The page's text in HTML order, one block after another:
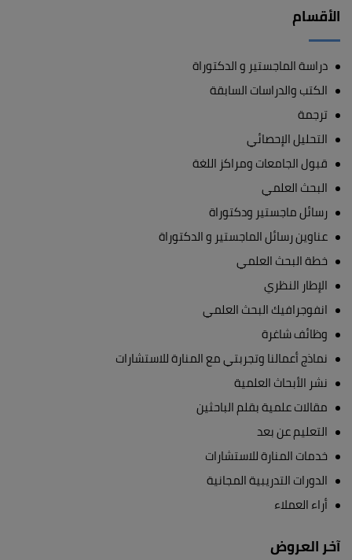
الأقسام
دراسة الماجستير و الدكتوراة
الكتب والدراسات السابقة
ترجمة
التحليل الإحصائي
قبول الجامعات ومراكز اللغة
البحث العلمي
رسائل ماجستير ودكتوراة
عناوين رسائل الماجستير و الدكتوراة
خطة البحث العلمي
الإطار النظري
انفوجرافيك البحث العلمي
وظائف شاغرة
نماذج أعمالنا وتجربتي مع المنارة للاستشارات
نشر الأبحاث العلمية
مقالات علمية بقلم الباحثين
التعليم عن بعد
خدمات المنارة للاستشارات
الدورات التدريبية المجانية
أراء العملاء
آخر العروض